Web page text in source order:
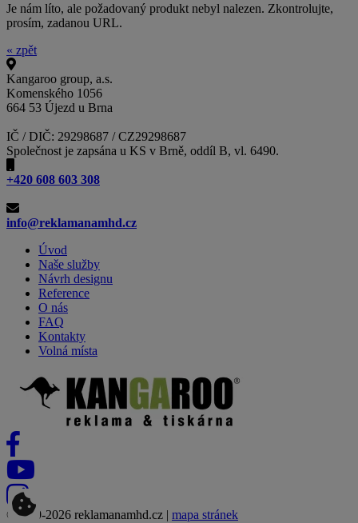
Je nám líto, ale požadovaný produkt nebyl nalezen. Zkontrolujte,
prosím, zadanou URL.
« zpět
Kangaroo group, a.s.
Komenského 1056
664 53 Újezd u Brna
IČ / DIČ: 29298687 / CZ29298687
Společnost je zapsána u KS v Brně, oddíl B, vl. 6490.
+420 608 603 308
info@reklamanamhd.cz
Úvod
Naše služby
Návrh designu
Reference
O nás
FAQ
Kontakty
Volná místa
©2019-2026 reklamanamhd.cz | mapa stránek